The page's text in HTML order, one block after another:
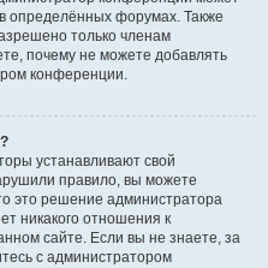
определённых форумах. Также
только членам
почему не можете добавлять
конференции.
устанавливают свой
правило, вы можете
это решение администратора
никакого отношения к
сайте. Если вы не знаете, за
с администратором